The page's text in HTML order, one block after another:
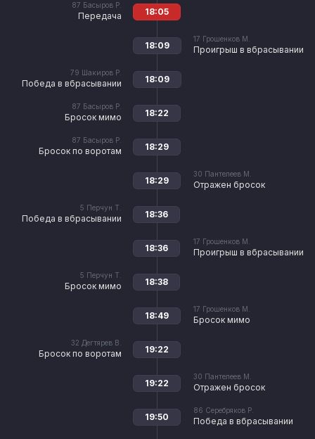
87 Басыров Р.
Передача 18:05
17 Грошенков М.
Проигрыш в вбрасывании
18:09
79 Шакиров Р.
Победа в вбрасывании 18:09
87 Басыров Р.
Бросок мимо 18:22
87 Басыров Р.
Бросок по воротам 18:29
30 Пантелеев М.
Отражен бросок
18:29
5 Перчун Т.
Победа в вбрасывании 18:36
17 Грошенков М.
Проигрыш в вбрасывании
18:36
5 Перчун Т.
Бросок мимо 18:38
17 Грошенков М.
Бросок мимо
18:49
32 Дегтярев В.
Бросок по воротам 19:22
30 Пантелеев М.
Отражен бросок
19:22
86 Серебряков Р.
Победа в вбрасывании
19:50